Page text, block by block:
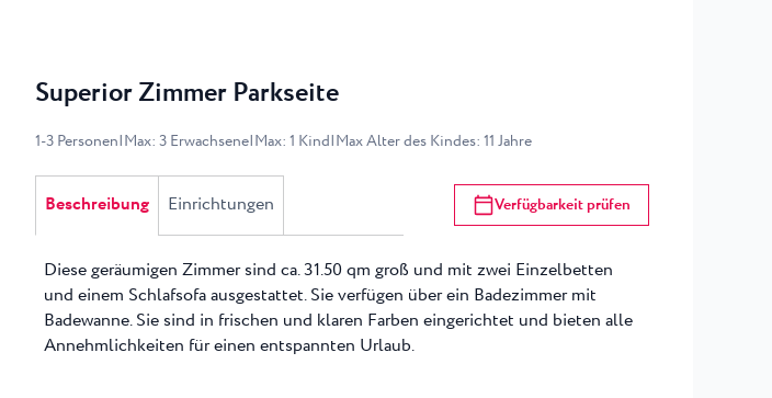
Superior Zimmer Parkseite
1-3 Personen|Max: 3 Erwachsene|Max: 1 Kind|Max Alter des Kindes: 11 Jahre
Beschreibung Einrichtungen Verfügbarkeit prüfen
Diese geräumigen Zimmer sind ca. 31.50 qm groß und mit zwei Einzelbetten
und einem Schlafsofa ausgestattet. Sie verfügen über ein Badezimmer mit
Badewanne. Sie sind in frischen und klaren Farben eingerichtet und bieten alle
Annehmlichkeiten für einen entspannten Urlaub.